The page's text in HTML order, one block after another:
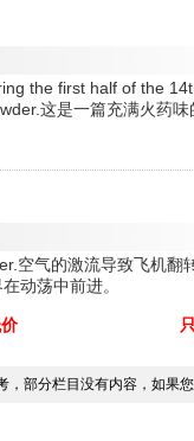
the first half of the
这是一篇充满火药味
空气的激流导致飞机翻
动荡中前进。
部分栏目没有内容，如果